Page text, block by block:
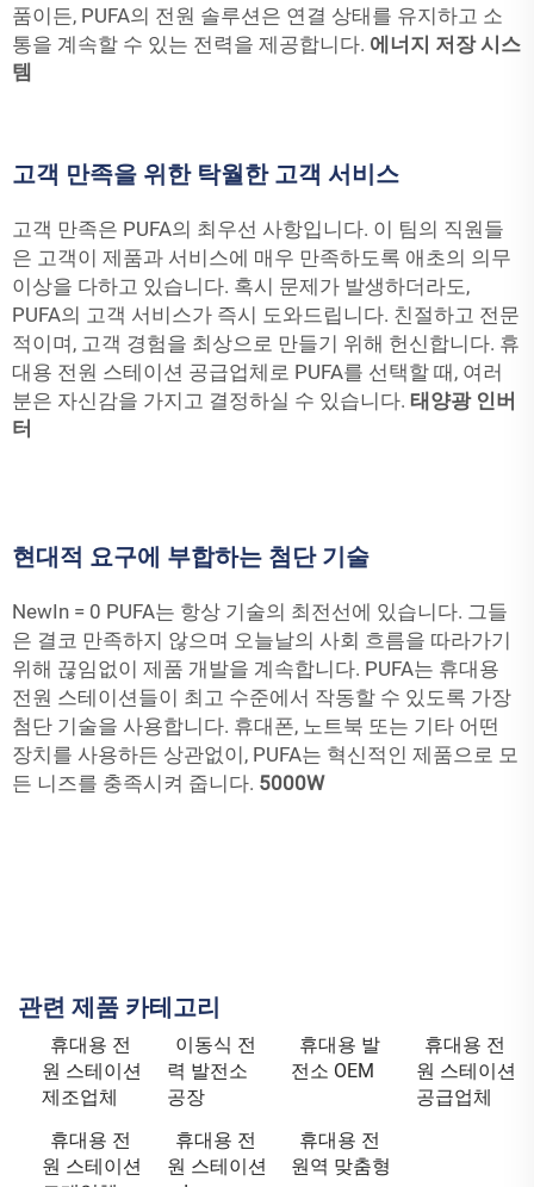
품이든, PUFA의 전원 솔루션은 연결 상태를 유지하고 소
통을 계속할 수 있는 전력을 제공합니다. 에너지 저장 시스
템
고객 만족을 위한 탁월한 고객 서비스
고객 만족은 PUFA의 최우선 사항입니다. 이 팀의 직원들
은 고객이 제품과 서비스에 매우 만족하도록 애초의 의무
이상을 다하고 있습니다. 혹시 문제가 발생하더라도,
PUFA의 고객 서비스가 즉시 도와드립니다. 친절하고 전문
적이며, 고객 경험을 최상으로 만들기 위해 헌신합니다. 휴
대용 전원 스테이션 공급업체로 PUFA를 선택할 때, 여러
분은 자신감을 가지고 결정하실 수 있습니다. 태양광 인버
터
현대적 요구에 부합하는 첨단 기술
NewIn = 0 PUFA는 항상 기술의 최전선에 있습니다. 그들
은 결코 만족하지 않으며 오늘날의 사회 흐름을 따라가기
위해 끊임없이 제품 개발을 계속합니다. PUFA는 휴대용
전원 스테이션들이 최고 수준에서 작동할 수 있도록 가장
첨단 기술을 사용합니다. 휴대폰, 노트북 또는 기타 어떤
장치를 사용하든 상관없이, PUFA는 혁신적인 제품으로 모
든 니즈를 충족시켜 줍니다. 5000W
관련 제품 카테고리
휴대용 전
원 스테이션
제조업체
이동식 전
력 발전소
공장
휴대용 발
전소 OEM
휴대용 전
원 스테이션
공급업체
휴대용 전
원 스테이션
휴대용 전
원 스테이션
휴대용 전
원역 맞춤형